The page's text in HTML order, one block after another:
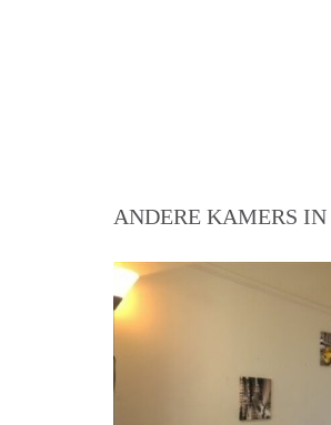
ANDERE KAMERS IN